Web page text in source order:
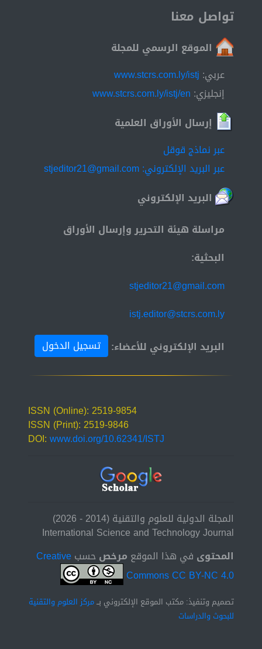
تواصل معنا
الموقع الرسمي للمجلة
عربي: www.stcrs.com.ly/istj
إنجليزي: www.stcrs.com.ly/istj/en
إرسال الأوراق العلمية
عبر نماذج قوقل
عبر البريد الإلكتروني: stjeditor21@gmail.com
البريد الإلكتروني
مراسلة هيئة التحرير وإرسال الأوراق
البحثية:
stjeditor21@gmail.com
istj.editor@stcrs.com.ly
البريد الإلكتروني للأعضاء:
تسجيل الدخول
ISSN (Online): 2519-9854
ISSN (Print): 2519-9846
DOI:www.doi.org/10.62341/ISTJ
المجلة الدولية للعلوم والتقنية (2014 - 2026)
International Science and Technology Journal
المحتوى في هذا الموقع مرخصحسبCreative
Commons CC BY-NC 4.0
تصميم وتنفيذ: مكتب الموقع الإلكتروني بــمركز العلوم والتقنية
للبحوث والدراسات